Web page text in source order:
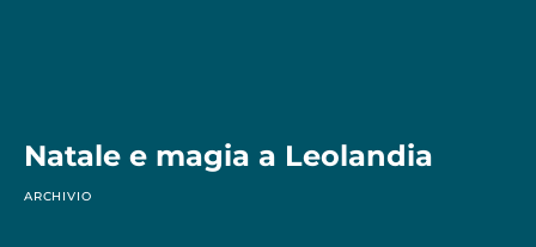
Natale e magia a Leolandia
ARCHIVIO